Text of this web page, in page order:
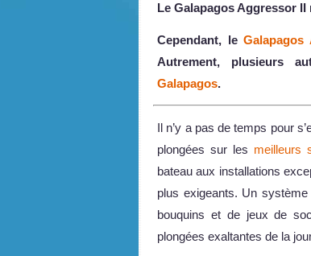
Le Galapagos Aggressor
Cependant, leGalapagos
Autrement, plusieurs
Galapagos.
Il n’y a pas de temps pour
plongées sur les meilleurs
bateau aux installations
plus exigeants. Un
bouquins et de jeux de
plongées exaltantes de la